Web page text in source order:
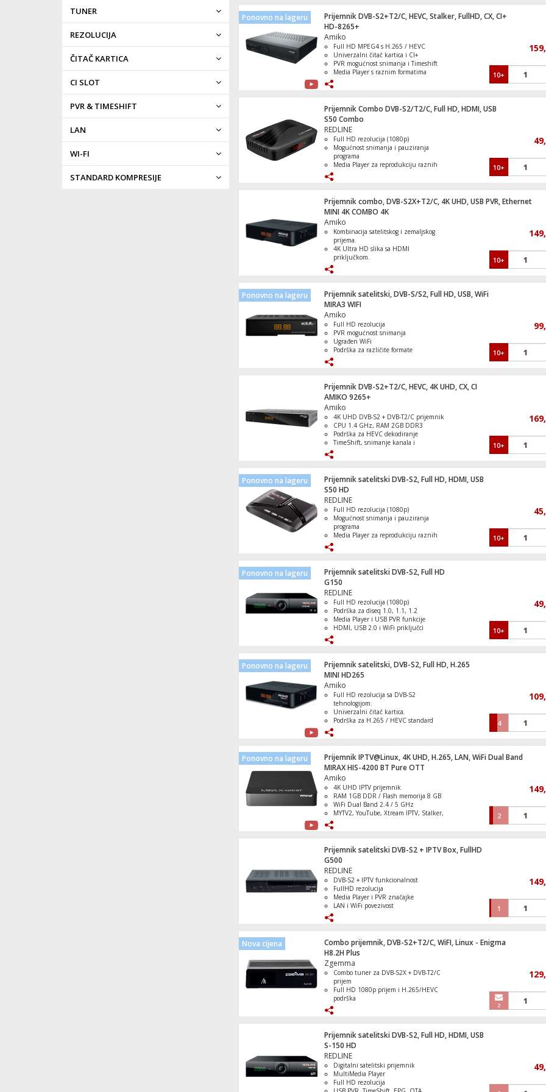
TUNER
REZOLUCIJA
ČITAČ KARTICA
CI SLOT
PVR & TIMESHIFT
LAN
WI-FI
STANDARD KOMPRESIJE
OTA.
Ponovno na lageru
Prijemnik DVB-S2+T2/C, HEVC, Stalker, FullHD, CX, CI+
HD-8265+
Amiko
Full HD MPEG4 s H.265 / HEVC
Univerzalni čitač kartica i CI+
PVR mogućnost snimanja i Timeshift
Media Player s raznim formatima
Stalker
10+
Prijemnik Combo DVB-S2/T2/C, Full HD, HDMI, USB
S50 Combo
REDLINE
Full HD rezolucija (1080p)
Mogućnost snimanja i pauziranja
programa
Media Player za reprodukciju raznih
EPG, Teletext, Subtitle, Timer
HDMI, USB 2.0, RS232, WiFi
10+
Prijemnik combo, DVB-S2X+T2/C, 4K UHD, USB PVR, Ethernet
MINI 4K COMBO 4K
Amiko
Kombinacija satelitskog i zemaljskog
prijema.
4K Ultra HD slika sa HDMI
priključkom.
uređaj.
Pristup internetu za YouTube i druge
medije.
Eksterni IR senzor i LED display.
10+
Ponovno na lageru
Prijemnik satelitski, DVB-S/S2, Full HD, USB, WiFi
MIRA3 WIFI
Amiko
Full HD rezolucija
PVR mogućnost snimanja
Ugrađen WiFi
Podrška za različite formate
10+
Prijemnik DVB-S2+T2/C, HEVC, 4K UHD, CX, CI
AMIKO 9265+
Amiko
4K UHD DVB-S2 + DVB-T2/C prijemnik
CPU 1.4 GHz, RAM 2GB DDR3
Podrška za HEVC dekodiranje
TimeShift, snimanje kanala i
Mogućnost roditeljskog zaključavanja
10+
Ponovno na lageru
Prijemnik satelitski DVB-S2, Full HD, HDMI, USB
S50 HD
REDLINE
Full HD rezolucija (1080p)
Mogućnost snimanja i pauziranja
programa
Media Player za reprodukciju raznih
EPG, Teletext, Subtitle, Timer
HDMI, USB 2.0, RS232, WiFi podrška
10+
Ponovno na lageru
Prijemnik satelitski DVB-S2, Full HD
G150
REDLINE
Full HD rezolucija (1080p)
Podrška za diseq 1.0, 1.1, 1.2
Media Player i USB PVR funkcije
HDMI, USB 2.0 i WiFi priključci
OTA.
10+
Ponovno na lageru
Prijemnik satelitski, DVB-S2, Full HD, H.265
MINI HD265
Amiko
Full HD rezolucija sa DVB-S2
tehnologijom.
Univerzalni čitač kartica.
Podrška za H.265 / HEVC standard
PVR i TimeShift funkcije.
LAN konekcija i YouTube medija
player.
4
Ponovno na lageru
Prijemnik IPTV@Linux, 4K UHD, H.265, LAN, WiFi Dual Band
MIRAX HIS-4200 BT Pure OTT
Amiko
4K UHD IPTV prijemnik
RAM 1GB DDR / Flash memorija 8 GB
WiFi Dual Band 2.4 / 5 GHz
MYTV2, YouTube, Xtream IPTV, Stalker,
Operativni sistem Linux
2
Prijemnik satelitski DVB-S2 + IPTV Box, FullHD
G500
REDLINE
DVB-S2 + IPTV funkcionalnost
FullHD rezolucija
Media Player i PVR značajke
LAN i WiFi povezivost
1
Nova cijena
Combo prijemnik, DVB-S2+T2/C, WiFI, Linux - Enigma
H8.2H Plus
Zgemma
Combo tuner za DVB-S2X + DVB-T2/C
prijem
Full HD 1080p prijem i H.265/HEVC
podrška
podrškom
USB i HDMI priključci za fleksibilnu
povezanost
EPG i PVR funkcije za snimanje i
upravljanje programima
2
Prijemnik satelitski DVB-S2, Full HD, HDMI, USB
S-150 HD
REDLINE
Digitalni satelitski prijemnik
MultiMedia Player
Full HD rezolucija
Ugradbena mašina za suđe, 13 setova, 5
Slušalice sa mikrofonom za gaming,
Sokovnik, snaga motora 800W, 2 brzine
Multiswitch 9/12 sa dodatnim
kaskadni
Televizor Smart Hi-QLED E7S UHD 4K
Televizor Smart LED A6S UHD 4K 65"
Televizor Smart LED UHD 4K 50"